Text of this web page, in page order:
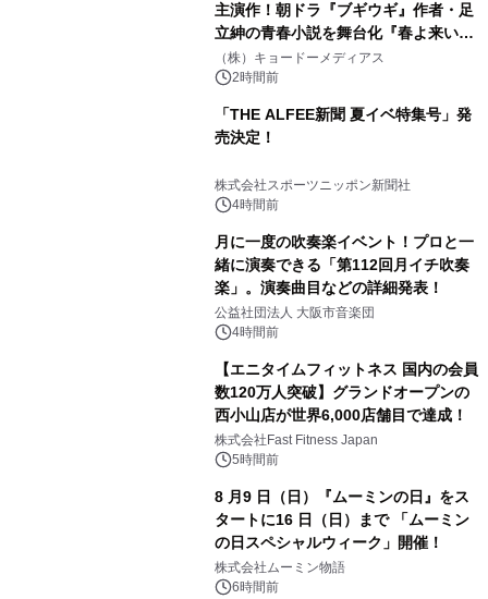
主演作！朝ドラ『ブギウギ』作者・足
立紳の青春小説を舞台化『春よ来い、
マジで来い』キービジュアル解禁！
（株）キョードーメディアス
2時間前
「THE ALFEE新聞 夏イベ特集号」発
売決定！
株式会社スポーツニッポン新聞社
4時間前
月に一度の吹奏楽イベント！プロと一
緒に演奏できる「第112回月イチ吹奏
楽」。演奏曲目などの詳細発表！
公益社団法人 大阪市音楽団
4時間前
【エニタイムフィットネス 国内の会員
数120万人突破】グランドオープンの
西小山店が世界6,000店舗目で達成！
株式会社Fast Fitness Japan
5時間前
8 月9 日（日）『ムーミンの日』をス
タートに16 日（日）まで 「ムーミン
の日スペシャルウィーク」開催！
株式会社ムーミン物語
6時間前